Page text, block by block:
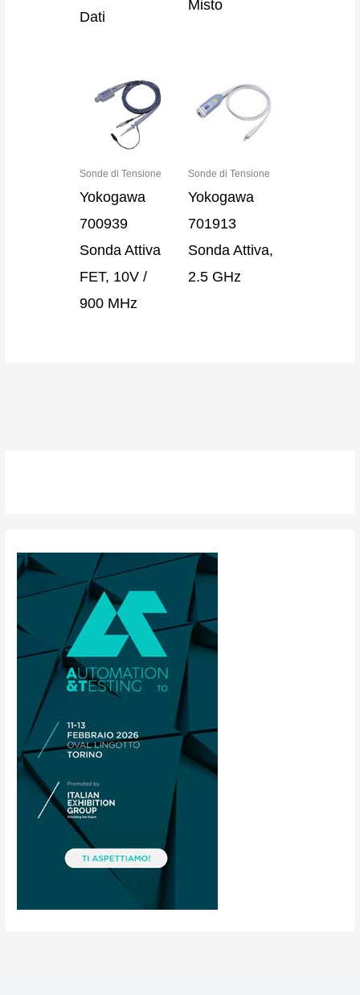
Dati
Misto
Sonde di Tensione
Yokogawa
700939
Sonda Attiva
FET, 10V /
900 MHz
Sonde di Tensione
Yokogawa
701913
Sonda Attiva,
2.5 GHz